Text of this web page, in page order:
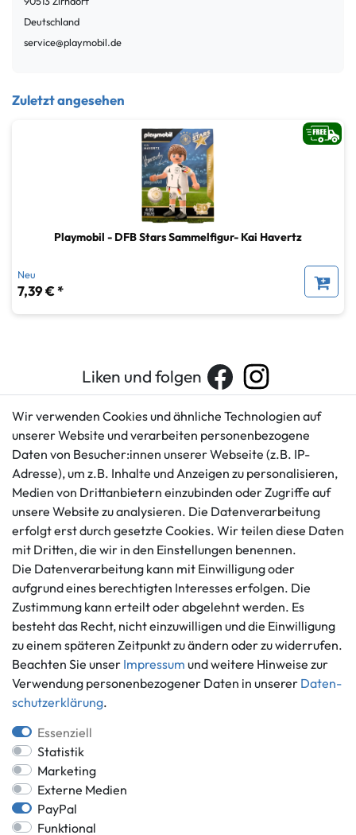
Deutschland
service@playmobil.de
Zuletzt angesehen
Playmobil - DFB Stars Sammelfigur- Kai Havertz
Neu
7,39 € *
Liken und folgen
Kundenservice
+49 421 596586
Mo. - Fr. 9 - 16 Uhr
info@gameworld.de
Kontaktformular
Rechtliches
AGB
Impressum
Datenschutzerklärung
Barrierefreiheitserklärung
Widerrufs­recht
Vertrag widerrufen
Informationen
Ankauf
Über uns
Häufig gestellte Fragen
Zahlung und Versand
Batterieentsorgung
Zahlungsmöglichkeiten
*Alle Preise inkl. gesetzlicher MwSt.,
Wir verwenden Cookies und ähnliche Technologien auf
unserer Website und verarbeiten personenbezogene
Daten von Besucher:innen unserer Webseite (z.B. IP-
Adresse), um z.B. Inhalte und Anzeigen zu personalisieren,
Medien von Drittanbietern einzubinden oder Zugriffe auf
unsere Website zu analysieren. Die Datenverarbeitung
erfolgt erst durch gesetzte Cookies. Wir teilen diese Daten
mit Dritten, die wir in den Einstellungen benennen.
Die Datenverarbeitung kann mit Einwilligung oder
aufgrund eines berechtigten Interesses erfolgen. Die
Zustimmung kann erteilt oder abgelehnt werden. Es
besteht das Recht, nicht einzuwilligen und die Einwilligung
zu einem späteren Zeitpunkt zu ändern oder zu widerrufen.
Beachten Sie unser Impressum und weitere Hinweise zur
Verwendung personenbezogener Daten in unserer Daten­
schutz­erklärung.
Essenziell
Statistik
Marketing
Externe Medien
PayPal
Funktional